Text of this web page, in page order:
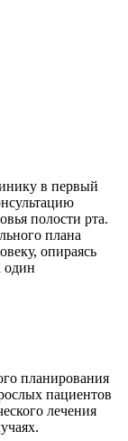
в первый
полости рта.
плана
опираясь
один
планирования
пациентов
лечения